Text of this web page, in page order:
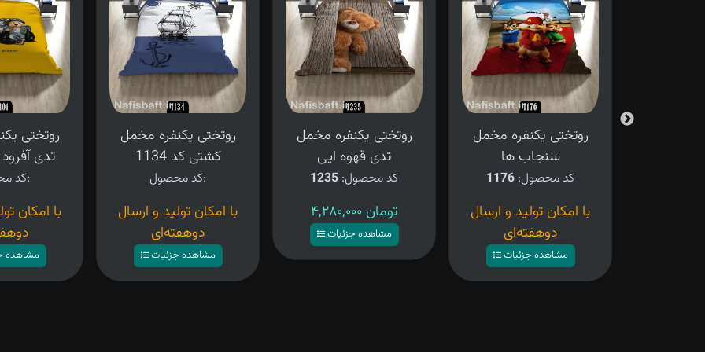
روتختی
تدی آفرود کد
کد محصول:
با امکان
مشاهده
روتختی یکنفره مخمل
کشتی کد 1134
کد محصول:
با امکان تولید و ارسال
دوهفته‌ای
مشاهده جزئیات
روتختی یکنفره مخمل
تدی قهوه ایی
کد محصول: 1235
۴,۲۸۰,۰۰۰ تومان
مشاهده جزئیات
روتختی یکنفره مخمل
سنجاب ها
کد محصول: 1176
با امکان تولید و ارسال
دوهفته‌ای
مشاهده جزئیات